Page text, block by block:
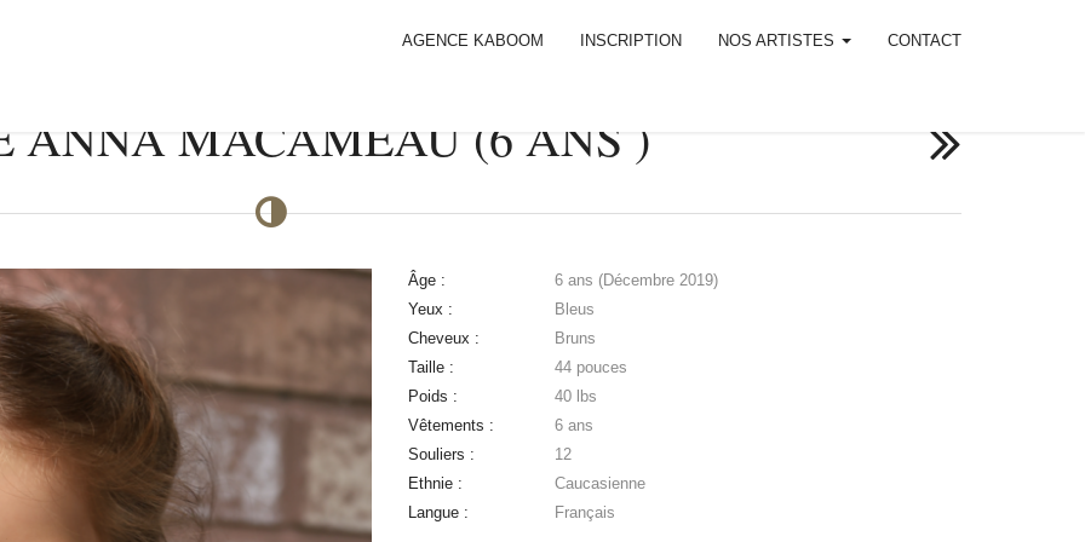
AGENCE KABOOM INSCRIPTION NOS ARTISTES CONTACT
ANNA MACAMEAU (6 ANS )
Âge :
6 ans (Décembre 2019)
Yeux :
Bleus
Cheveux :
Bruns
Taille :
44 pouces
Poids :
40 lbs
Vêtements :
6 ans
Souliers :
12
Ethnie :
Caucasienne
Langue :
Français